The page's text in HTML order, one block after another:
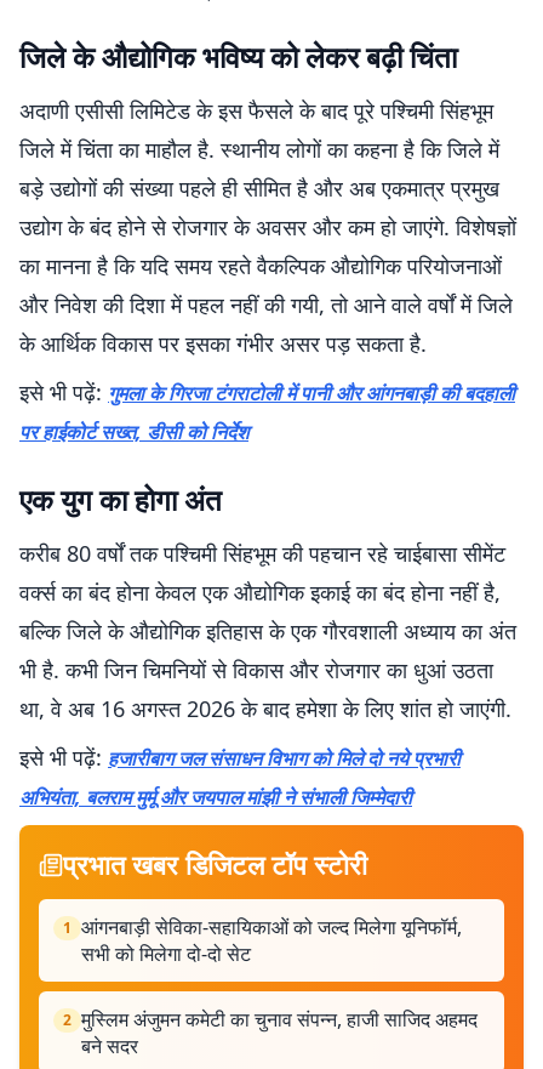
जिले के औद्योगिक भविष्य को लेकर बढ़ी चिंता
अदाणी एसीसी लिमिटेड के इस फैसले के बाद पूरे पश्चिमी सिंहभूम
जिले में चिंता का माहौल है. स्थानीय लोगों का कहना है कि जिले में
बड़े उद्योगों की संख्या पहले ही सीमित है और अब एकमात्र प्रमुख
उद्योग के बंद होने से रोजगार के अवसर और कम हो जाएंगे. विशेषज्ञों
का मानना है कि यदि समय रहते वैकल्पिक औद्योगिक परियोजनाओं
और निवेश की दिशा में पहल नहीं की गयी, तो आने वाले वर्षों में जिले
के आर्थिक विकास पर इसका गंभीर असर पड़ सकता है.
इसे भी पढ़ें: गुमला के गिरजा टंगराटोली में पानी और आंगनबाड़ी की बदहाली
पर हाईकोर्ट सख्त, डीसी को निर्देश
एक युग का होगा अंत
करीब 80 वर्षों तक पश्चिमी सिंहभूम की पहचान रहे चाईबासा सीमेंट
वर्क्स का बंद होना केवल एक औद्योगिक इकाई का बंद होना नहीं है,
बल्कि जिले के औद्योगिक इतिहास के एक गौरवशाली अध्याय का अंत
भी है. कभी जिन चिमनियों से विकास और रोजगार का धुआं उठता
था, वे अब 16 अगस्त 2026 के बाद हमेशा के लिए शांत हो जाएंगी.
इसे भी पढ़ें: हजारीबाग जल संसाधन विभाग को मिले दो नये प्रभारी
अभियंता, बलराम मुर्मू और जयपाल मांझी ने संभाली जिम्मेदारी
प्रभात खबर डिजिटल टॉप स्टोरी
1 आंगनबाड़ी सेविका-सहायिकाओं को जल्द मिलेगा यूनिफॉर्म,
सभी को मिलेगा दो-दो सेट
2 मुस्लिम अंजुमन कमेटी का चुनाव संपन्न, हाजी साजिद अहमद
बने सदर